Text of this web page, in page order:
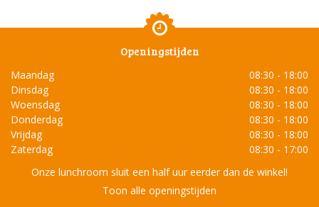
Openingstijden
Maandag
08:30 - 18:00
Dinsdag
08:30 - 18:00
Woensdag
08:30 - 18:00
Donderdag
08:30 - 18:00
Vrijdag
08:30 - 18:00
Zaterdag
08:30 - 17:00
Onze lunchroom sluit een half uur eerder dan de winkel!
Toon alle openingstijden